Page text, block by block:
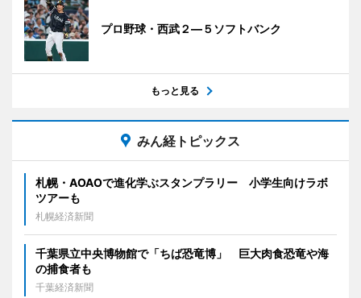
プロ野球・西武２―５ソフトバンク
もっと見る
みん経トピックス
札幌・AOAOで進化学ぶスタンプラリー 小学生向けラボ
ツアーも
札幌経済新聞
千葉県立中央博物館で「ちば恐竜博」 巨大肉食恐竜や海
の捕食者も
千葉経済新聞